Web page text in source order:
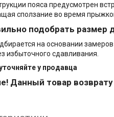
пояса предусмотрен
сползание во время
подобрать
на основании
избыточного сдавливания.
у продавца
Данный товар